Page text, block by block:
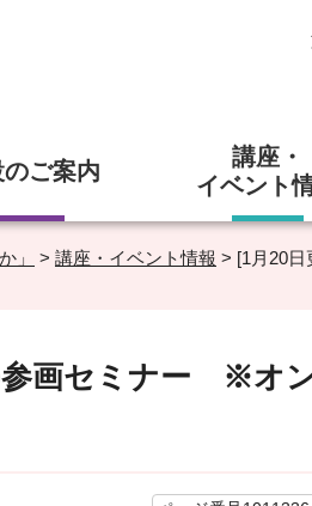
ご案内
講座・
イベント
」 > 講座・イベント情報 > [1月20
参画セミナー ※オ